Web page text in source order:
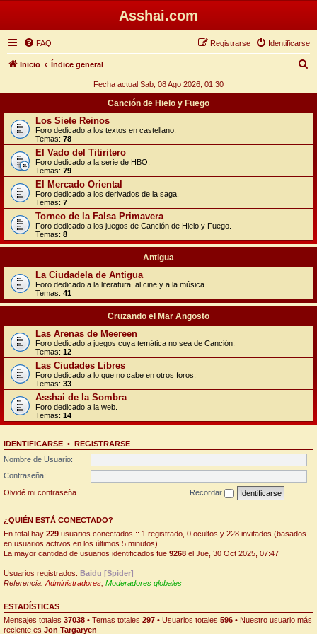
Asshai.com
FAQ Identificarse
Registrarse
Inicio Índice general
c
Fecha actual Sab, 08 Ago 2026, 01:30
Canción de Hielo y Fuego
Los Siete Reinos
Foro dedicado a los textos en castellano.
Temas: 78
El Vado del Titiritero
Foro dedicado a la serie de HBO.
Temas: 79
El Mercado Oriental
Foro dedicado a los derivados de la saga.
Temas: 7
Torneo de la Falsa Primavera
Foro dedicado a los juegos de Canción de Hielo y Fuego.
Temas: 8
Antigua
La Ciudadela de Antigua
Foro dedicado a la literatura, al cine y a la música.
Temas: 41
Cruzando el Mar Angosto
Las Arenas de Meereen
Foro dedicado a juegos cuya temática no sea de Canción.
Temas: 12
Las Ciudades Libres
Foro dedicado a lo que no cabe en otros foros.
Temas: 33
Asshai de la Sombra
Foro dedicado a la web.
Temas: 14
IDENTIFICARSE • REGISTRARSE
Nombre de Usuario:
Contraseña:
Olvidé mi contraseña
Recordar
¿QUIÉN ESTÁ CONECTADO?
En total hay 229 usuarios conectados :: 1 registrado, 0 ocultos y 228 invitados (basados
en usuarios activos en los últimos 5 minutos)
La mayor cantidad de usuarios identificados fue 9268 el Jue, 30 Oct 2025, 07:47
Usuarios registrados: Baidu [Spider]
Referencia: Administradores Moderadores globales
ESTADÍSTICAS
Mensajes totales 37038 • Temas totales 297 • Usuarios totales 596 • Nuestro usuario más
reciente es Jon Targaryen